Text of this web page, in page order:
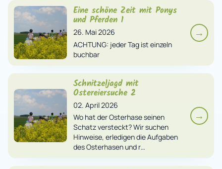
Eine schöne Zeit mit Ponys
und Pferden 1
26. Mai 2026
ACHTUNG: jeder Tag ist einzeln
buchbar
→
Schnitzeljagd mit
Ostereiersuche 2
02. April 2026
Wo hat der Osterhase seinen
Schatz versteckt? Wir suchen
Hinweise, erledigen die Aufgaben
des Osterhasen und r…
→